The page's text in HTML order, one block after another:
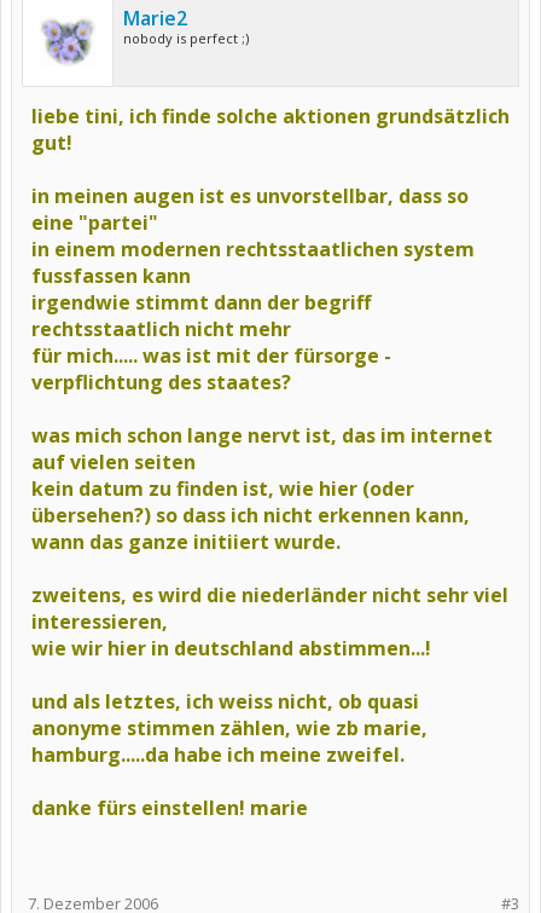
Marie2
nobody is perfect ;)
liebe tini, ich finde solche aktionen grundsätzlich
gut!
in meinen augen ist es unvorstellbar, dass so
eine "partei"
in einem modernen rechtsstaatlichen system
fussfassen kann
irgendwie stimmt dann der begriff
rechtsstaatlich nicht mehr
für mich..... was ist mit der fürsorge -
verpflichtung des staates?
was mich schon lange nervt ist, das im internet
auf vielen seiten
kein datum zu finden ist, wie hier (oder
übersehen?) so dass ich nicht erkennen kann,
wann das ganze initiiert wurde.
zweitens, es wird die niederländer nicht sehr viel
interessieren,
wie wir hier in deutschland abstimmen...!
und als letztes, ich weiss nicht, ob quasi
anonyme stimmen zählen, wie zb marie,
hamburg.....da habe ich meine zweifel.
danke fürs einstellen! marie
#3
7. Dezember 2006